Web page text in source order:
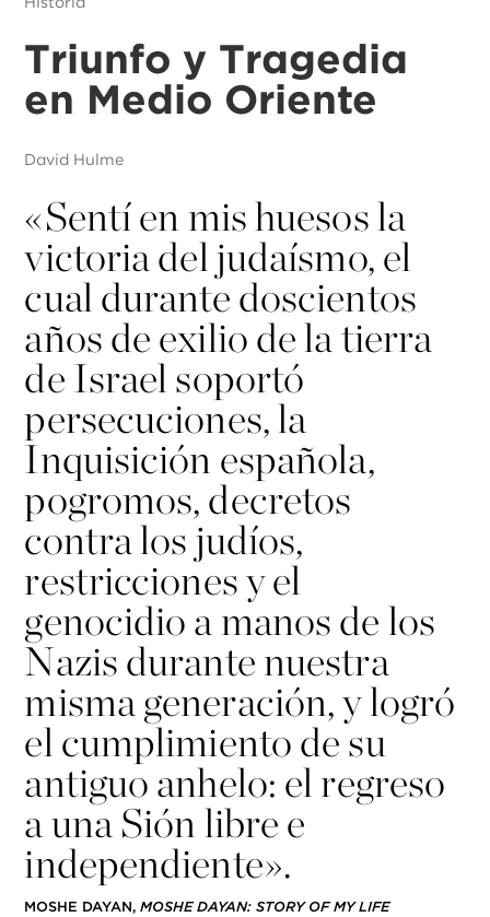
Triunfo y Tragedia
en Medio Oriente
David Hulme
«Sentí en mis huesos la
victoria del judaísmo, el
cual durante doscientos
años de exilio de la tierra
de Israel soportó
persecuciones, la
Inquisición española,
pogromos, decretos
contra los judíos,
restricciones y el
genocidio a manos de los
Nazis durante nuestra
misma generación, y logró
el cumplimiento de su
antiguo anhelo: el regreso
a una Sión libre e
independiente».
MOSHE DAYAN,MOSHE DAYAN: STORY OF MY LIFE